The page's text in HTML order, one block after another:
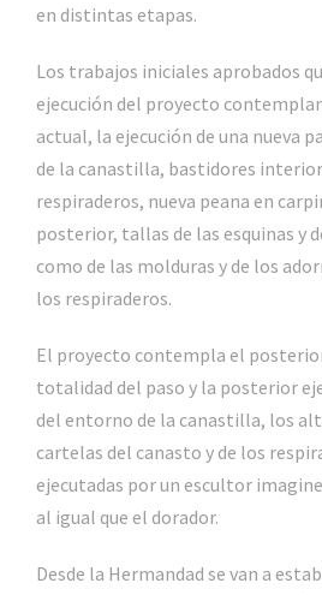
en distintas etapas.
Los trabajos iniciales aprobados
ejecución del proyecto
actual, la ejecución de una nueva
de la canastilla, bastidores
respiraderos, nueva peana en
posterior, tallas de las esquinas y
como de las molduras y de los
los respiraderos.
El proyecto contempla el
totalidad del paso y la posterior
del entorno de la canastilla, los
cartelas del canasto y de los
ejecutadas por un escultor
al igual que el dorador.
Desde la Hermandad se van a